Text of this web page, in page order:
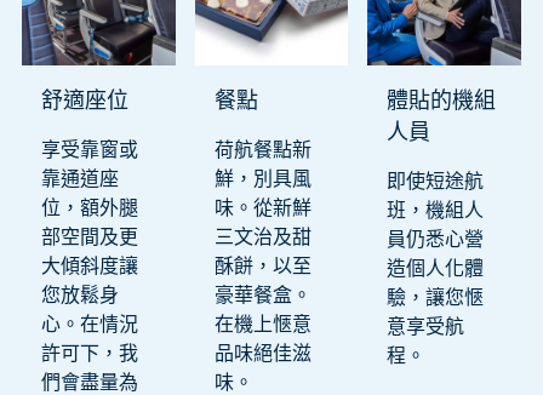
舒適座位
享受靠窗或
靠通道座
位，額外腿
部空間及更
大傾斜度讓
您放鬆身
心。在情況
許可下，我
們會盡量為
餐點
荷航餐點新
鮮，別具風
味。從新鮮
三文治及甜
酥餅，以至
豪華餐盒。
在機上愜意
品味絕佳滋
味。
體貼的機組
人員
即使短途航
班，機組人
員仍悉心營
造個人化體
驗，讓您愜
意享受航
程。